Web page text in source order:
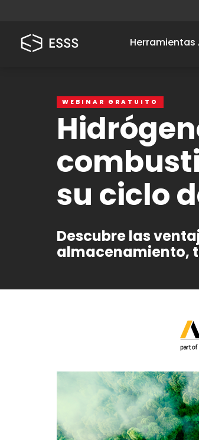
Herramientas
WEBINAR GRATUITO
su ciclo
Descubre las
almacenamiento,